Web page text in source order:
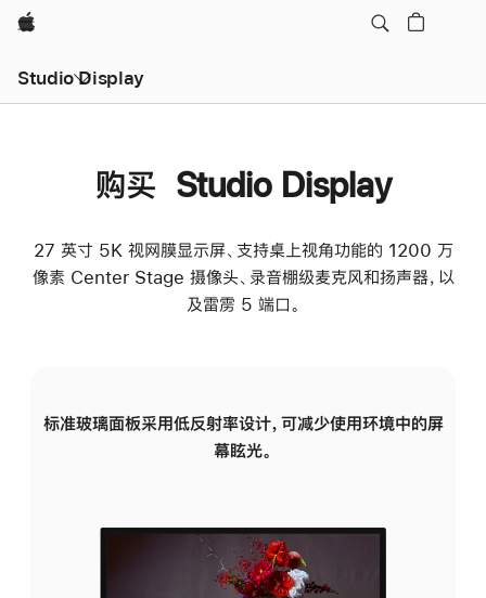
Apple
Studio Display
购买 Studio Display
27 英寸 5K 视网膜显示屏、支持桌上视角功能的 1200 万
像素 Center Stage 摄像头、录音棚级麦克风和扬声器，以
及雷雳 5 端口。
标准玻璃面板采用低反射率设计，可减少使用环境中的屏
幕眩光。